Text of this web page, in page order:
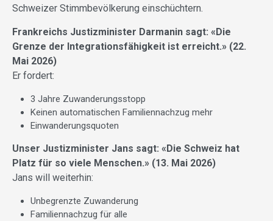
Schweizer Stimmbevölkerung einschüchtern.
Frankreichs Justizminister Darmanin sagt: «Die
Grenze der Integrationsfähigkeit ist erreicht.» (22.
Mai 2026)
Er fordert:
3 Jahre Zuwanderungsstopp
Keinen automatischen Familiennachzug mehr
Einwanderungsquoten
Unser Justizminister Jans sagt: «Die Schweiz hat
Platz für so viele Menschen.» (13. Mai 2026)
Jans will weiterhin:
Unbegrenzte Zuwanderung
Familiennachzug für alle